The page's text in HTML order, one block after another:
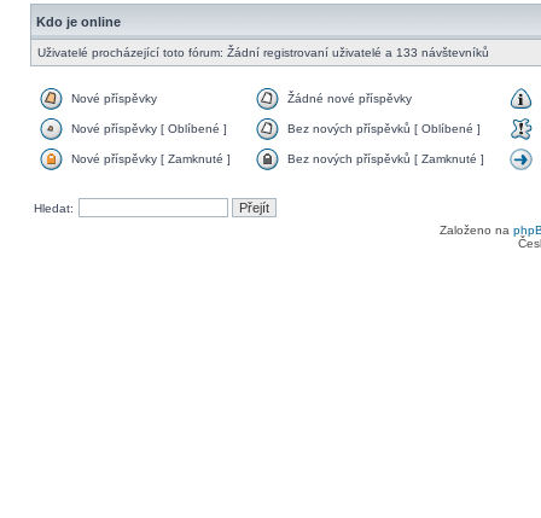
Kdo je online
Uživatelé procházející toto fórum: Žádní registrovaní uživatelé a 133 návštevníků
Nové příspěvky Žádné nové příspěvky
Nové příspěvky [ Oblíbené ] Bez nových příspěvků [ Oblíbené ]
Nové příspěvky [ Zamknuté ] Bez nových příspěvků [ Zamknuté ]
Hledat:
Založeno na